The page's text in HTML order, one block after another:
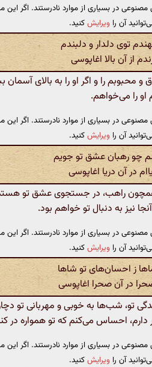
در بسیاری از موارد نادرستند. اگر این
آن را ویرایشکنید.
توی دلدار و دلبندم
از آن بالا اغاپوسی
را و اگر او را به بالای آسمان
او را می‌خواهم.
در بسیاری از موارد نادرستند. اگر این
آن را ویرایشکنید.
چو رهبان عشق تو جویم
در آن دریا اغاپوسی
راهب، در جستجوی عشق تو
نیز به دنبال تو خواهم بود.
در بسیاری از موارد نادرستند. اگر این
آن را ویرایشکنید.
ز احسان‌های تو شاها
در آن صحرا اغاپوسی
تو، شب‌ها به خوبی و مهربانی تو
دارم، احساس می‌کنم که تو همواره در
در بسیاری از موارد نادرستند. اگر این
آن را ویرایشکنید.